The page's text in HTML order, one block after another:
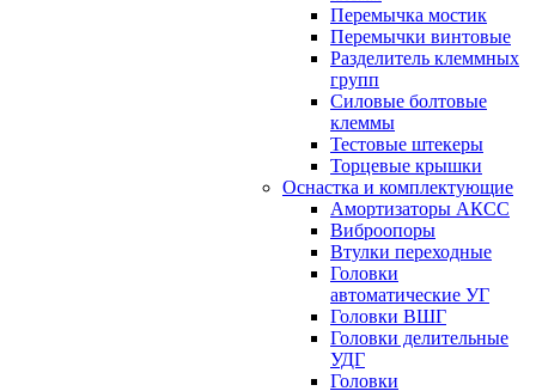
Перемычка мостик
Перемычки винтовые
Разделитель клеммных
групп
Силовые болтовые
клеммы
Тестовые штекеры
Торцевые крышки
Оснастка и комплектующие
Амортизаторы АКСС
Виброопоры
Втулки переходные
Головки
автоматические УГ
Головки ВШГ
Головки делительные
УДГ
Головки